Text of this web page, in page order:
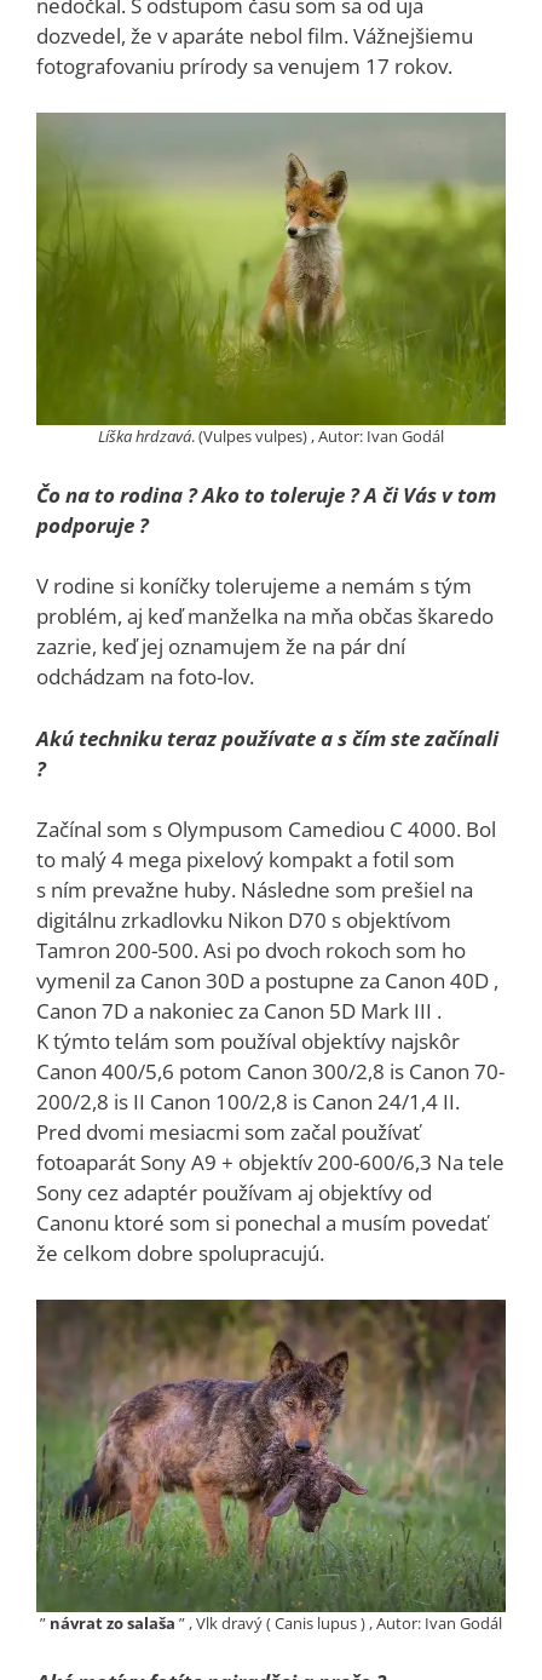
dozvedel, že v aparáte nebol film. Vážnejšiemu
fotografovaniu prírody sa venujem 17 rokov.
Líška hrdzavá. (Vulpes vulpes) , Autor: Ivan Godál
Čo na to rodina ? Ako to toleruje ? A či Vás v tom
podporuje ?
V rodine si koníčky tolerujeme a nemám s tým
problém, aj keď manželka na mňa občas škaredo
zazrie, keď jej oznamujem že na pár dní
odchádzam na foto-lov.
Akú techniku teraz používate a s čím ste začínali
?
Začínal som s Olympusom Camediou C 4000. Bol
to malý 4 mega pixelový kompakt a fotil som
s ním prevažne huby. Následne som prešiel na
digitálnu zrkadlovku Nikon D70 s objektívom
Tamron 200-500. Asi po dvoch rokoch som ho
vymenil za Canon 30D a postupne za Canon 40D ,
Canon 7D a nakoniec za Canon 5D Mark III .
K týmto telám som používal objektívy najskôr
Canon 400/5,6 potom Canon 300/2,8 is Canon 70-
200/2,8 is II Canon 100/2,8 is Canon 24/1,4 II.
Pred dvomi mesiacmi som začal používať
fotoaparát Sony A9 + objektív 200-600/6,3 Na tele
Sony cez adaptér používam aj objektívy od
Canonu ktoré som si ponechal a musím povedať
že celkom dobre spolupracujú.
” návrat zo salaša ” , Vlk dravý ( Canis lupus ) , Autor: Ivan Godál